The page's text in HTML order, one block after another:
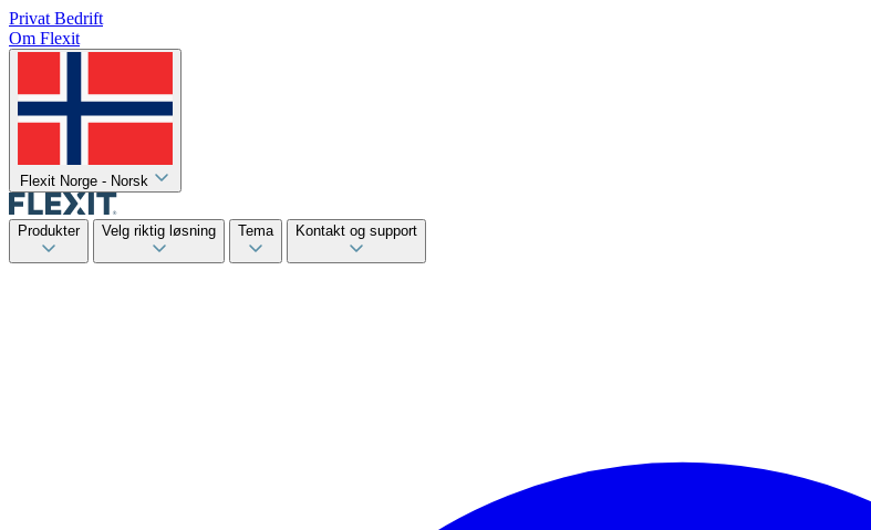
Privat Bedrift
Om Flexit
Flexit Norge - Norsk
Produkter Velg riktig løsning Tema Kontakt og support